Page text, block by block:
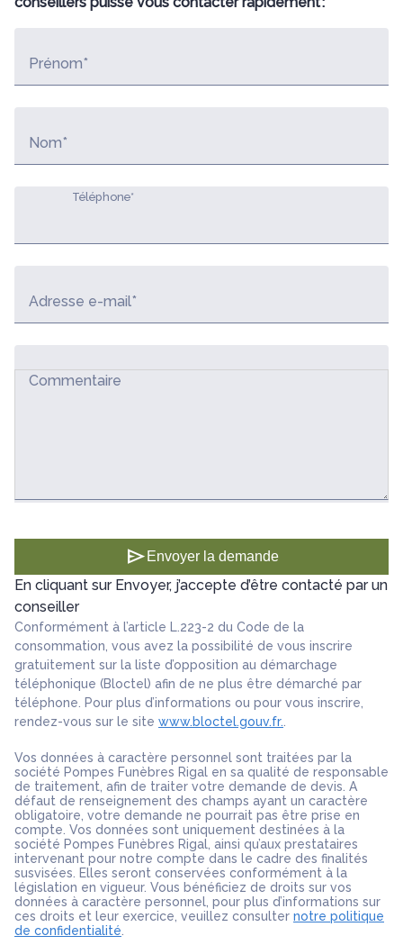
Prénom*
Nom*
Téléphone*
Adresse e-mail*
Commentaire
send Envoyer la demande
En cliquant sur Envoyer, j’accepte d’être contacté par un
conseiller
Conformément à l’article L.223-2 du Code de la
consommation, vous avez la possibilité de vous inscrire
gratuitement sur la liste d’opposition au démarchage
téléphonique (Bloctel) afin de ne plus être démarché par
téléphone. Pour plus d’informations ou pour vous inscrire,
rendez-vous sur le site www.bloctel.gouv.fr.
Vos données à caractère personnel sont traitées par la
société Pompes Funèbres Rigal en sa qualité de responsable
de traitement, afin de traiter votre demande de devis. A
défaut de renseignement des champs ayant un caractère
obligatoire, votre demande ne pourrait pas être prise en
compte. Vos données sont uniquement destinées à la
société Pompes Funèbres Rigal, ainsi qu’aux prestataires
intervenant pour notre compte dans le cadre des finalités
susvisées. Elles seront conservées conformément à la
législation en vigueur. Vous bénéficiez de droits sur vos
données à caractère personnel, pour plus d’informations sur
ces droits et leur exercice, veuillez consulter notre politique
de confidentialité